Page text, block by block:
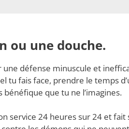
ou une douche.
défense minuscule et
tu fais face, prendre le temps
que tu ne l’imagines.
service 24 heures sur 24 et